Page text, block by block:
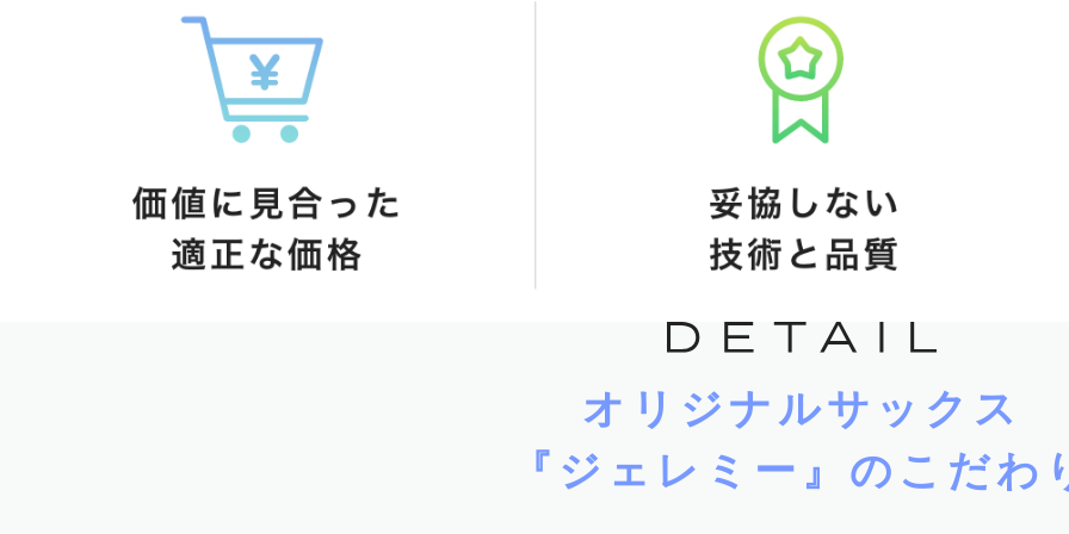
オリジナルサックス
『ジェレミー』のこだわ